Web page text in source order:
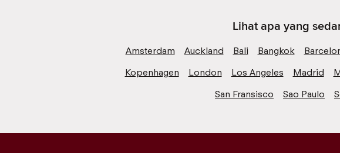
Lihat apa yang
Amsterdam Auckland Bali Bangkok
Kopenhagen
London Los Angeles Madrid
San Fransisco
Sao Paulo